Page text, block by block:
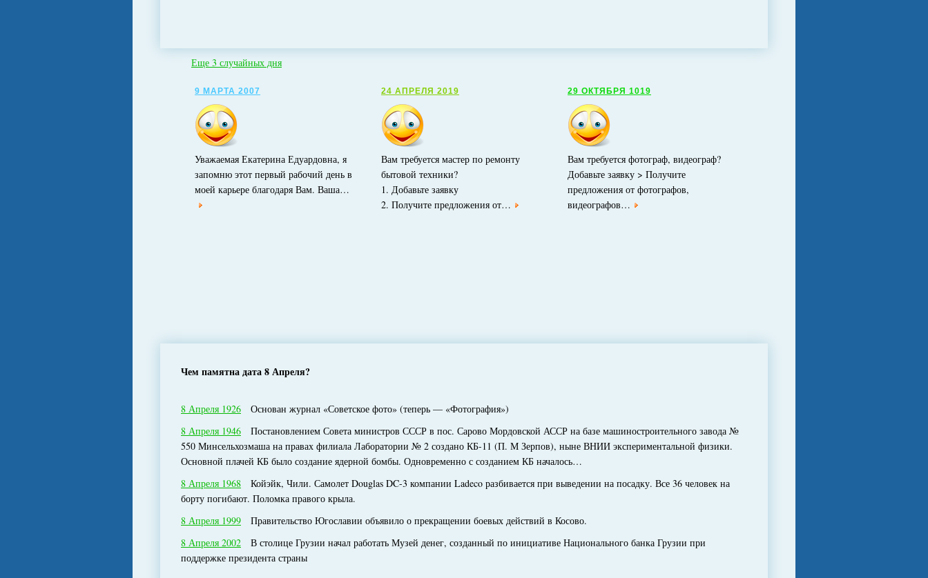
Еще 3 случайных дня
9 МАРТА 2007
Уважаемая Екатерина Едуардовна, я
запомню этот первый рабочий день в
моей карьере благодаря Вам. Ваша…
24 АПРЕЛЯ 2019
Вам требуется мастер по ремонту
бытовой техники?
1. Добавьте заявку
2. Получите предложения от…
29 ОКТЯБРЯ 1019
Вам требуется фотограф, видеограф?
Добавьте заявку > Получите
предложения от фотографов,
видеографов…
Чем памятна дата 8 Апреля?
8 Апреля 1926 Основан журнал «Советское фото» (теперь — «Фотография»)
8 Апреля 1946 Постановлением Совета министров СССР в пос. Сарово Мордовской АССР на базе машиностроительного завода №
550 Минсельхозмаша на правах филиала Лаборатории № 2 создано КБ-11 (П. М Зерпов), ныне ВНИИ экспериментальной физики.
Основной плачей КБ было создание ядерной бомбы. Одновременно с созданием КБ началось…
8 Апреля 1968 Койэйк, Чили. Самолет Douglas DC-3 компании Ladeco разбивается при выведении на посадку. Все 36 человек на
борту погибают. Поломка правого крыла.
8 Апреля 1999 Правительство Югославии объявило о прекращении боевых действий в Косово.
8 Апреля 2002 В столице Грузии начал работать Музей денег, созданный по инициативе Национального банка Грузии при
поддержке президента страны